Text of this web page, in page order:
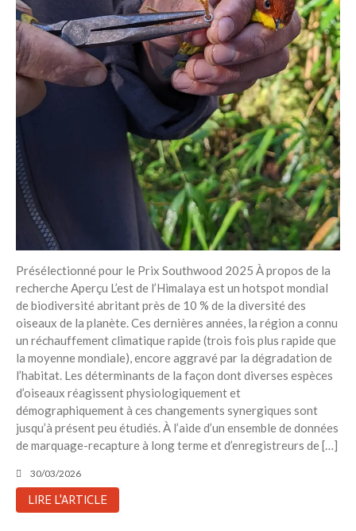
Présélectionné pour le Prix ​​Southwood 2025 À propos de la
recherche Aperçu L’est de l’Himalaya est un hotspot mondial
de biodiversité abritant près de 10 % de la diversité des
oiseaux de la planète. Ces dernières années, la région a connu
un réchauffement climatique rapide (trois fois plus rapide que
la moyenne mondiale), encore aggravé par la dégradation de
l’habitat. Les déterminants de la façon dont diverses espèces
d’oiseaux réagissent physiologiquement et
démographiquement à ces changements synergiques sont
jusqu’à présent peu étudiés. À l’aide d’un ensemble de données
de marquage-recapture à long terme et d’enregistreurs de […]
30/03/2026
LIRE L'ARTICLE